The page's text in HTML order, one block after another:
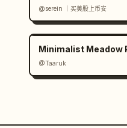
@serein ｜买美股上币安
Minimalist Meadow
@Taaruk